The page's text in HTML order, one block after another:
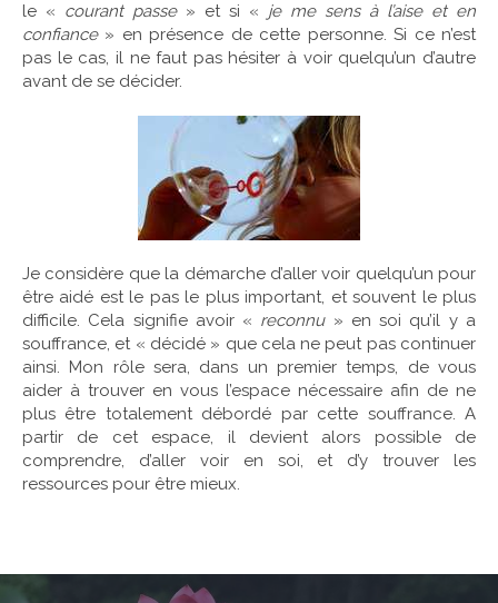
le « courant passe» et si « je me sens à l’aise et en
confiance » en présence de cette personne. Si ce n’est
pas le cas, il ne faut pas hésiter à voir quelqu’un d’autre
avant de se décider.
Je considère que la démarche d’aller voir quelqu’un pour
être aidé est le pas le plus important, et souvent le plus
difficile. Cela signifie avoir « reconnu» en soi qu’il y a
souffrance, et « décidé » que cela ne peut pas continuer
ainsi. Mon rôle sera, dans un premier temps, de vous
aider à trouver en vous l’espace nécessaire afin de ne
plus être totalement débordé par cette souffrance. A
partir de cet espace, il devient alors possible de
comprendre, d’aller voir en soi, et d’y trouver les
ressources pour être mieux.